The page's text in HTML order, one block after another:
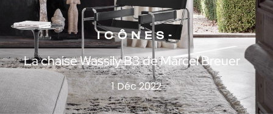
ICÔNES-
La chaise Wassily B3 de Marcel Breuer
1 Déc 2022